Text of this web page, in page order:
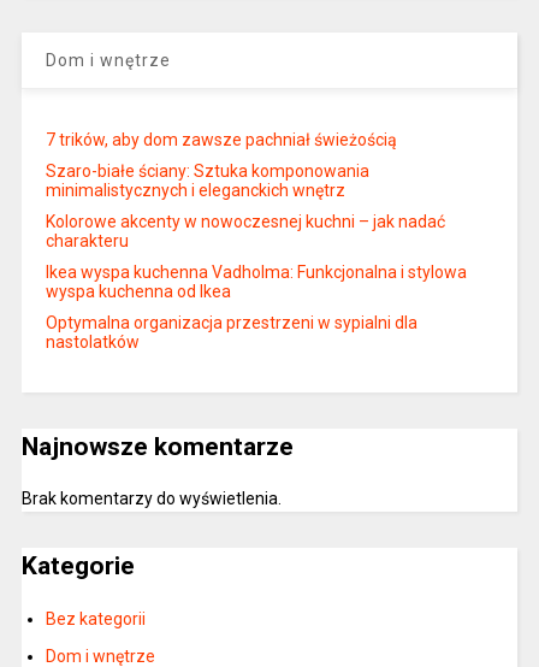
Dom i wnętrze
7 trików, aby dom zawsze pachniał świeżością
Szaro-białe ściany: Sztuka komponowania
minimalistycznych i eleganckich wnętrz
Kolorowe akcenty w nowoczesnej kuchni – jak nadać
charakteru
Ikea wyspa kuchenna Vadholma: Funkcjonalna i stylowa
wyspa kuchenna od Ikea
Optymalna organizacja przestrzeni w sypialni dla
nastolatków
Najnowsze komentarze
Brak komentarzy do wyświetlenia.
Kategorie
Bez kategorii
Dom i wnętrze